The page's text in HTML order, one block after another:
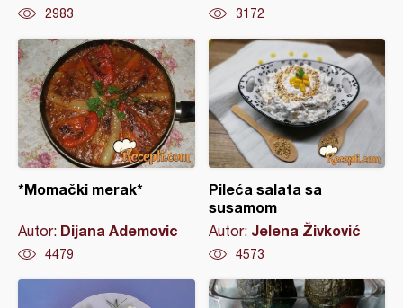
2983 3172
*Momački merak*
Autor: Dijana Ademovic
4479
Pileća salata sa
susamom
Autor: Jelena Živković
4573